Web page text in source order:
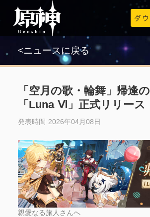
<ニュースに戻る
「空月の歌・輪舞」帰
「Luna Ⅵ」正式リリース
発表時間 2026年04月08日
親愛なる旅人さんへ